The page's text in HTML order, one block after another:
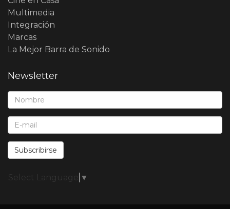
Multimedia
Integración
Marcas
La Mejor Barra de Sonido
Newsletter
Nombre*:
E-Mail*:
Subscribirse
Select Language ▼